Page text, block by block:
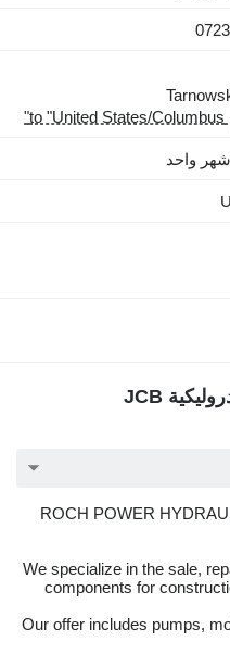
واحد
معلومات إضافية — مضخة هيدروليكية JCB
ROCH POWER
We specialize in the sale,
components for
Our offer includes pumps,